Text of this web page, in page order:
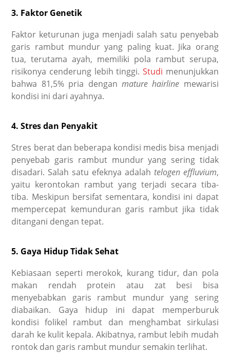
3. Faktor Genetik
Faktor keturunan juga menjadi salah satu penyebab
garis rambut mundur yang paling kuat. Jika orang
tua, terutama ayah, memiliki pola rambut serupa,
risikonya cenderung lebih tinggi. Studi menunjukkan
bahwa 81,5% pria dengan mature hairline mewarisi
kondisi ini dari ayahnya.
4. Stres dan Penyakit
Stres berat dan beberapa kondisi medis bisa menjadi
penyebab garis rambut mundur yang sering tidak
disadari. Salah satu efeknya adalah telogen effluvium,
yaitu kerontokan rambut yang terjadi secara tiba-
tiba. Meskipun bersifat sementara, kondisi ini dapat
mempercepat kemunduran garis rambut jika tidak
ditangani dengan tepat.
5. Gaya Hidup Tidak Sehat
Kebiasaan seperti merokok, kurang tidur, dan pola
makan rendah protein atau zat besi bisa
menyebabkan garis rambut mundur yang sering
diabaikan. Gaya hidup ini dapat memperburuk
kondisi folikel rambut dan menghambat sirkulasi
darah ke kulit kepala. Akibatnya, rambut lebih mudah
rontok dan garis rambut mundur semakin terlihat.